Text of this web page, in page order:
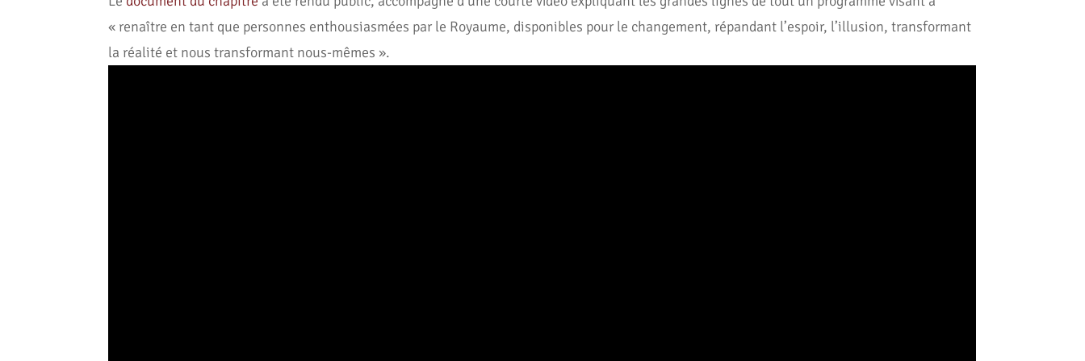
« renaître en tant que personnes enthousiasmées par le Royaume, disponibles pour le changement, répandant l’espoir, l’illusion, transformant
la réalité et nous transformant nous-mêmes ».